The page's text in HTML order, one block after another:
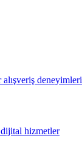
deneyimleri
hizmetler